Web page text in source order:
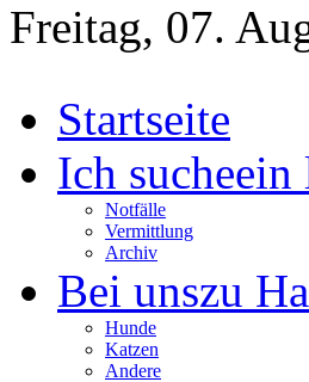
Freitag, 07.
Startseite
Ich sucheein
Notfälle
Vermittlung
Archiv
Bei unszu
Hunde
Katzen
Andere